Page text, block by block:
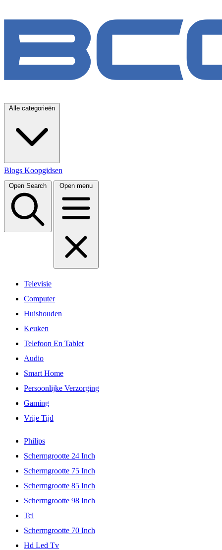
Alle categorieën
Blogs Koopgidsen
Open Search Open menu
Televisie
Computer
Huishouden
Keuken
Telefoon En Tablet
Audio
Smart Home
Persoonlijke Verzorging
Gaming
Vrije Tijd
Philips
Schermgrootte 24 Inch
Schermgrootte 75 Inch
Schermgrootte 85 Inch
Schermgrootte 98 Inch
Tcl
Schermgrootte 70 Inch
Hd Led Tv